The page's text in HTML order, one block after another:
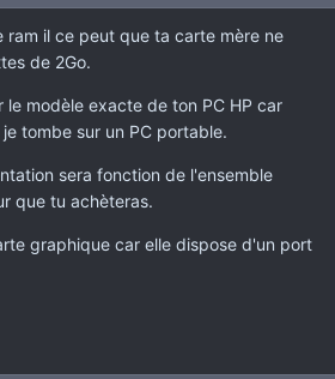
ram il ce peut que ta carte mère ne
de 2Go.
le modèle exacte de ton PC HP car
tombe sur un PC portable.
sera fonction de l'ensemble
que tu achèteras.
graphique car elle dispose d'un port